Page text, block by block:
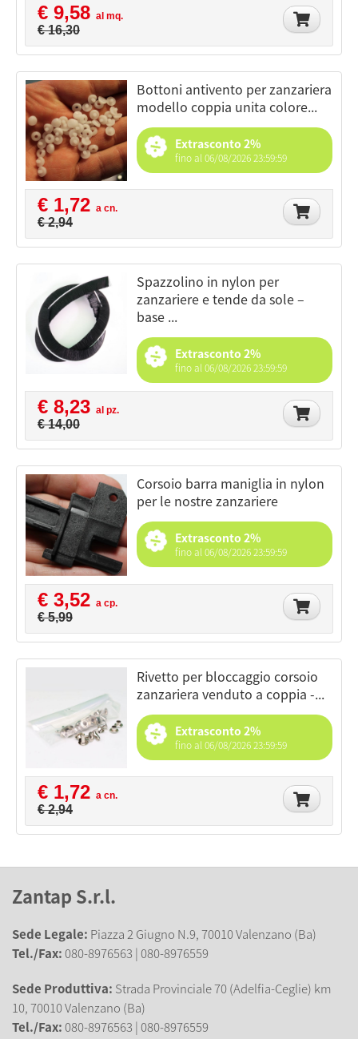
€ 9,58 al mq.
€ 16,30
bottoni antivento per zanzariera
modello coppia unita colore...
Extrasconto 2%
fino al 06/08/2026 23:59:59
€ 1,72 a cn.
€ 2,94
spazzolino in nylon per
zanzariere e tende da sole –
base ...
Extrasconto 2%
fino al 06/08/2026 23:59:59
€ 8,23 al pz.
€ 14,00
corsoio barra maniglia in nylon
per le nostre zanzariere
Extrasconto 2%
fino al 06/08/2026 23:59:59
€ 3,52 a cp.
€ 5,99
rivetto per bloccaggio corsoio
zanzariera venduto a coppia -...
Extrasconto 2%
fino al 06/08/2026 23:59:59
€ 1,72 a cn.
€ 2,94
Zantap S.r.l.
Sede Legale: Piazza 2 Giugno N.9, 70010 Valenzano (Ba)
Tel./Fax:080-8976563 | 080-8976559
Sede Produttiva: Strada Provinciale 70 (Adelfia-Ceglie) km
10, 70010 Valenzano (Ba)
Tel./Fax:080-8976563 | 080-8976559